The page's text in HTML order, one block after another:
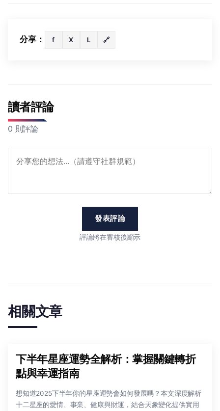
分享： f X L 🔗
讀者評論
0 則評論
發表評論
評論將在審核後顯示
相關文章
下半年星座運勢全解析：掌握關鍵轉折
點與幸運指南
想知道2025下半年你的星座運勢會如何發展嗎？本文深度解析
十二星座的愛情、事業、健康與財運，結合天象變化提供實用